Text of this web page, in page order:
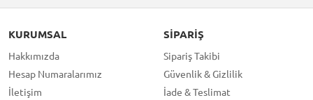
KURUMSAL
Hakkımızda
Hesap Numaralarımız
İletişim
SIPARIŞ
Sipariş Takibi
Güvenlik & Gizlilik
İade & Teslimat